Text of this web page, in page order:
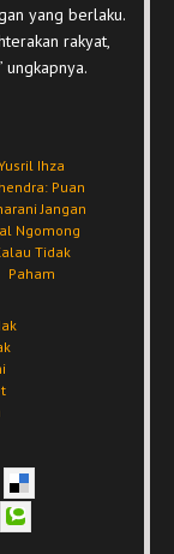
yang berlaku.
rakyat,
ungkapnya.
Ihza
Puan
Jangan
Ngomong
Tidak
Paham